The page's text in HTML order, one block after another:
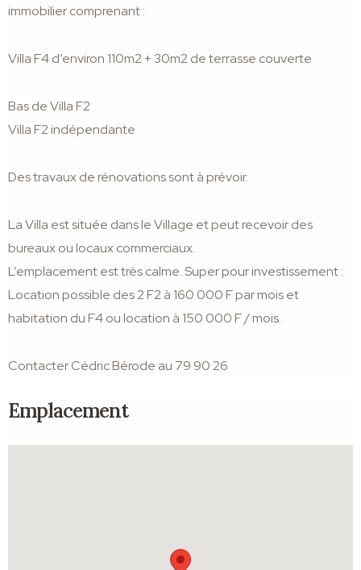
immobilier comprenant :
Villa F4 d’environ 110m2 + 30m2 de terrasse couverte
Bas de Villa F2
Villa F2 indépendante
Des travaux de rénovations sont à prévoir.
La Villa est située dans le Village et peut recevoir des
bureaux ou locaux commerciaux.
L’emplacement est très calme. Super pour investissement :
Location possible des 2 F2 à 160 000 F par mois et
habitation du F4 ou location à 150 000 F / mois.
Contacter Cédric Bérode au 79 90 26
Emplacement